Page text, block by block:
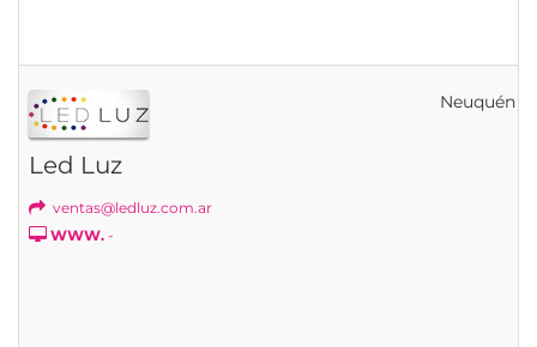
Led Luz
ventas@ledluz.com.ar
WWW. -
Neuquén